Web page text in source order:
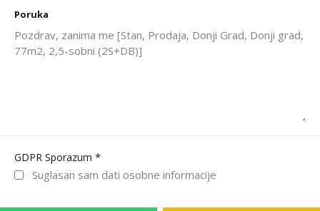
Poruka
GDPR Sporazum *
Suglasan sam dati osobne informacije